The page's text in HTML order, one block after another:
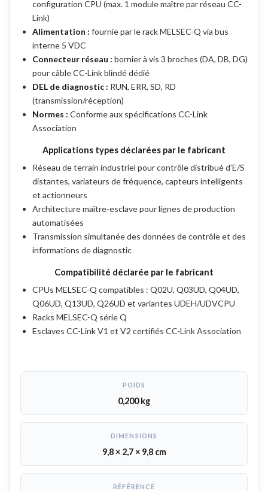
configuration CPU (max. 1 module maître par réseau CC-
Link)
Alimentation : fournie par le rack MELSEC-Q via bus
interne 5 VDC
Connecteur réseau : bornier à vis 3 broches (DA, DB, DG)
pour câble CC-Link blindé dédié
DEL de diagnostic : RUN, ERR, SD, RD
(transmission/réception)
Normes : Conforme aux spécifications CC-Link
Association
Applications types déclarées par le fabricant
Réseau de terrain industriel pour contrôle distribué d’E/S
distantes, variateurs de fréquence, capteurs intelligents
et actionneurs
Architecture maître-esclave pour lignes de production
automatisées
Transmission simultanée des données de contrôle et des
informations de diagnostic
Compatibilité déclarée par le fabricant
CPUs MELSEC-Q compatibles : Q02U, Q03UD, Q04UD,
Q06UD, Q13UD, Q26UD et variantes UDEH/UDVCPU
Racks MELSEC-Q série Q
Esclaves CC-Link V1 et V2 certifiés CC-Link Association
POIDS
0,200 kg
DIMENSIONS
9,8 × 2,7 × 9,8 cm
RÉFÉRENCE